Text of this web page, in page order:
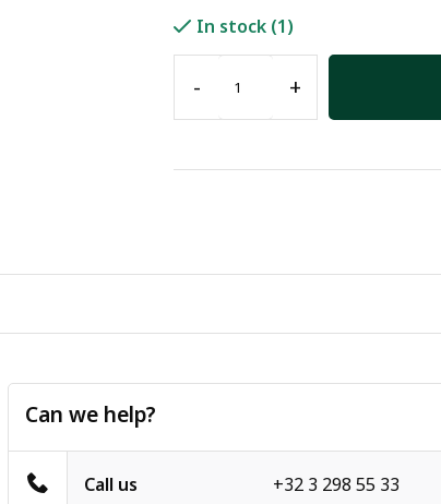
In stock (1)
- +
Can we help?
Call us +32 3 298 55 33